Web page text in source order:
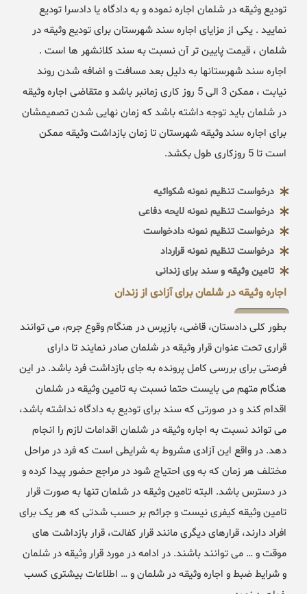
تودیع وثیقه در شلمان اجاره نموده و به دادگاه یا دادسرا تودیع
نمایید . یکی از مزایای اجاره سند شهرستان برای تودیع وثیقه در
شلمان ، قیمت پایین تر آن نسبت به سند کلانشهر ها است .
اجاره سند شهرستانها به دلیل بعد مسافت و اضافه شدن روند
نیابت ، ممکن 3 الی 5 روز کاری زمانبر باشد و متقاضی اجاره وثیقه
در شلمان باید توجه داشته باشد که زمان نهایی شدن تصمیمشان
برای اجاره سند وثیقه شهرستان تا زمان بازداشت وثیقه ممکن
است تا 5 روزکاری طول بکشد.
درخواست تنظیم نمونه شکوائیه
درخواست تنظیم نمونه لایحه دفاعی
درخواست تنظیم نمونه دادخواست
درخواست تنظیم نمونه قرارداد
تامین وثیقه و سند برای زندانی
اجاره وثیقه در شلمان برای آزادی از زندان
بطور کلی دادستان، قاضی، بازپرس در هنگام وقوع جرم، می توانند
قراری تحت عنوان قرار وثیقه در شلمان صادر نمایند تا دارای
فرصتی برای بررسی کامل پرونده به جای بازداشت فرد باشد. در این
هنگام متهم می بایست حتما نسبت به تامین وثیقه در شلمان
اقدام کند و در صورتی که سند برای تودیع به دادگاه نداشته باشد،
می تواند نسبت به اجاره وثیقه در شلمان اقدامات لازم را انجام
دهد. در واقع این آزادی مشروط به شرایطی است که فرد در مراحل
مختلف هر زمان که به وی احتیاج شود در مراجع حضور پیدا کرده و
در دسترس باشد. البته تامین وثیقه در شلمان تنها به صورت قرار
تامین وثیقه کیفری نیست و جرائم بر حسب شدتی که هر یک برای
افراد دارند، قرارهای دیگری مانند قرار کفالت، قرار بازداشت های
موقت و … می توانند باشند. در ادامه در مورد قرار وثیقه در شلمان
و شرایط ضبط و اجاره وثیقه در شلمان و … اطلاعات بیشتری کسب